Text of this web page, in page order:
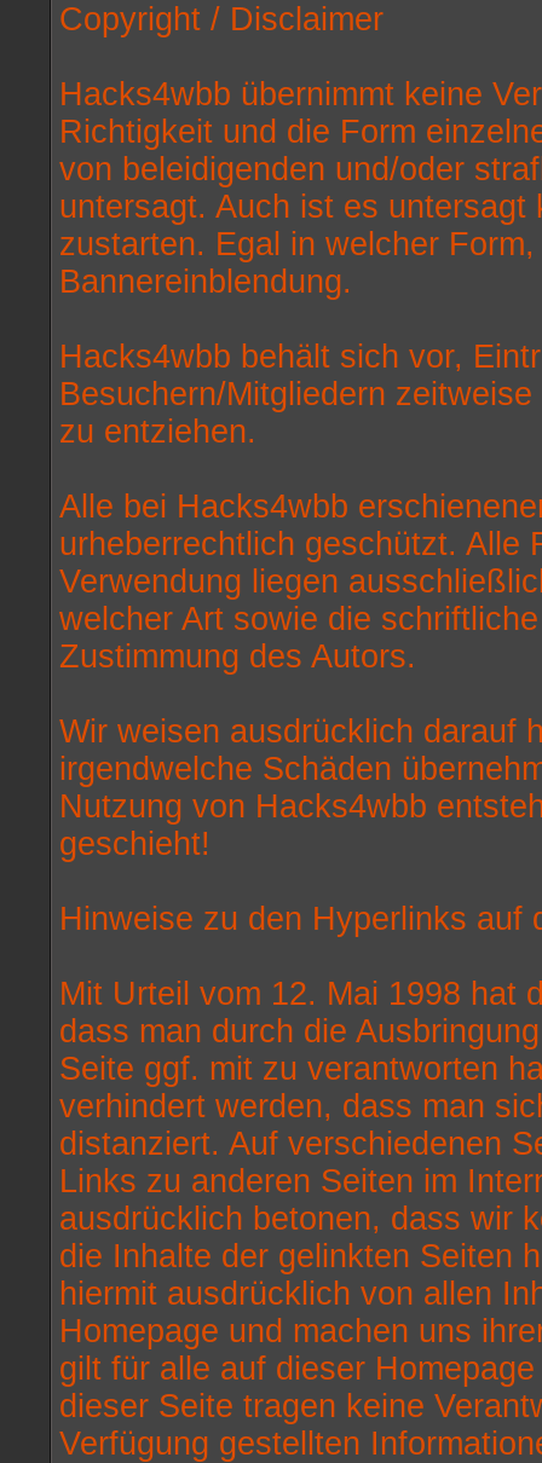
Copyright / Disclaimer
Hacks4wbb übernimmt keine
Richtigkeit und die Form
von beleidigenden und/oder
untersagt. Auch ist es untersagt
zustarten. Egal in welcher
Bannereinblendung.
Hacks4wbb behält sich vor,
Besuchern/Mitgliedern
zu entziehen.
Alle bei Hacks4wbb
urheberrechtlich geschützt. Alle
Verwendung liegen
welcher Art sowie die
Zustimmung des Autors.
Wir weisen ausdrücklich darauf
irgendwelche Schäden
Nutzung von Hacks4wbb
geschieht!
Hinweise zu den Hyperlinks auf
Mit Urteil vom 12. Mai 1998 hat
dass man durch die
Seite ggf. mit zu verantworten
verhindert werden, dass man
distanziert. Auf verschiedenen
Links zu anderen Seiten im
ausdrücklich betonen, dass wir
die Inhalte der gelinkten Seiten
hiermit ausdrücklich von allen
Homepage und machen uns
gilt für alle auf dieser
dieser Seite tragen keine
Verfügung gestellten